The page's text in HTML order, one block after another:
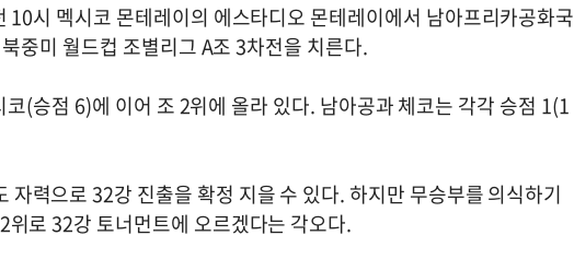
시 멕시코 몬테레이의 에스타디오 몬테레이에서 남아프리카공화국
중미 월드컵 조별리그 A조 3차전을 치른다.
(승점 6)에 이어 조 2위에 올라 있다. 남아공과 체코는 각각 승점 1(1
자력으로 32강 진출을 확정 지을 수 있다. 하지만 무승부를 의식하기
로 32강 토너먼트에 오르겠다는 각오다.